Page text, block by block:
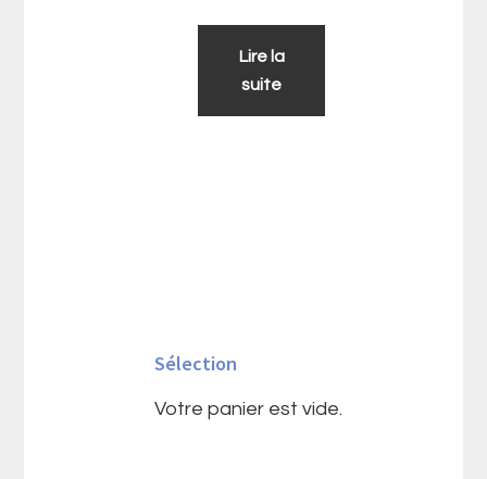
Lire la
suite
principale
Sélection
Votre panier est vide.